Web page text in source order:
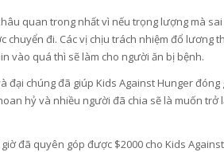
quan trong nhất vì nếu trọng lượng mà
chuyển đi. Các vị chịu trách nhiệm đổ lương
vào quá thì sẽ làm cho người ăn bị bệnh.
đại chúng đã giúp Kids Against Hunger
hỷ và nhiều người đã chia sẽ là muốn trở
đã quyên góp được $2000 cho Kids